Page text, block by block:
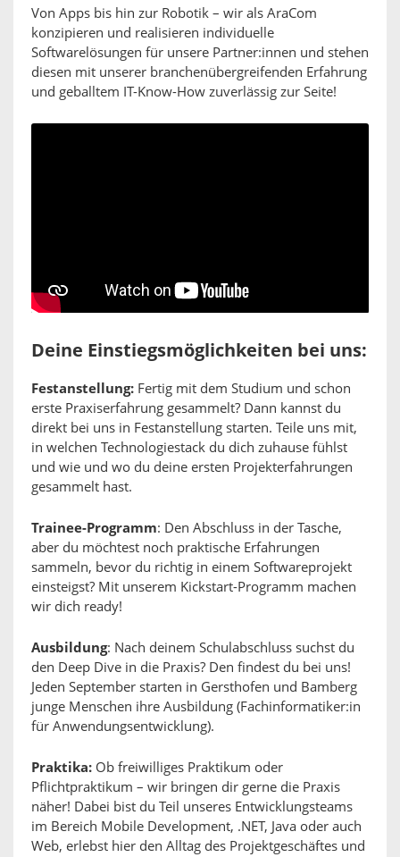
Von Apps bis hin zur Robotik – wir als AraCom
konzipieren und realisieren individuelle
Softwarelösungen für unsere Partner:innen und stehen
diesen mit unserer branchenübergreifenden Erfahrung
und geballtem IT-Know-How zuverlässig zur Seite!
Deine Einstiegsmöglichkeiten bei uns:
Festanstellung: Fertig mit dem Studium und schon
erste Praxiserfahrung gesammelt? Dann kannst du
direkt bei uns in Festanstellung starten. Teile uns mit,
in welchen Technologiestack du dich zuhause fühlst
und wie und wo du deine ersten Projekterfahrungen
gesammelt hast.
Trainee-Programm: Den Abschluss in der Tasche,
aber du möchtest noch praktische Erfahrungen
sammeln, bevor du richtig in einem Softwareprojekt
einsteigst? Mit unserem Kickstart-Programm machen
wir dich ready!
Ausbildung: Nach deinem Schulabschluss suchst du
den Deep Dive in die Praxis? Den findest du bei uns!
Jeden September starten in Gersthofen und Bamberg
junge Menschen ihre Ausbildung (Fachinformatiker:in
für Anwendungsentwicklung).
Praktika: Ob freiwilliges Praktikum oder
Pflichtpraktikum – wir bringen dir gerne die Praxis
näher! Dabei bist du Teil unseres Entwicklungsteams
im Bereich Mobile Development, .NET, Java oder auch
Web, erlebst hier den Alltag des Projektgeschäftes und